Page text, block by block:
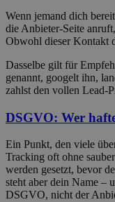
Wenn jemand dich
die Anbieter-Seite
Obwohl dieser Kontakt
Dasselbe gilt für
genannt, googelt ihn,
zahlst den vollen Lead-
DSGVO: Wer
Ein Punkt, den viele
Tracking oft ohne
werden gesetzt, bevor
steht aber dein Name –
DSGVO, nicht der